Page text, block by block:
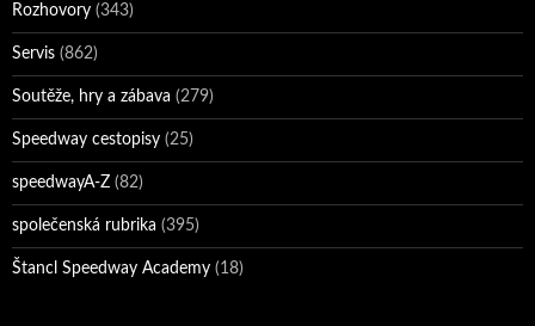
Rozhovory (343)
Servis (862)
Soutěže, hry a zábava (279)
Speedway cestopisy (25)
speedwayA-Z (82)
společenská rubrika (395)
Štancl Speedway Academy (18)